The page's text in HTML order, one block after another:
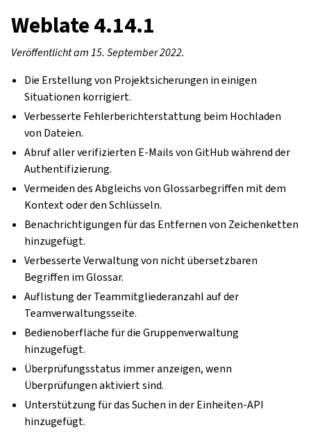
Weblate 4.14.1
Veröffentlicht am 15. September 2022.
Die Erstellung von Projektsicherungen in einigen
Situationen korrigiert.
Verbesserte Fehlerberichterstattung beim Hochladen
von Dateien.
Abruf aller verifizierten E-Mails von GitHub während der
Authentifizierung.
Vermeiden des Abgleichs von Glossarbegriffen mit dem
Kontext oder den Schlüsseln.
Benachrichtigungen für das Entfernen von Zeichenketten
hinzugefügt.
Verbesserte Verwaltung von nicht übersetzbaren
Begriffen im Glossar.
Auflistung der Teammitgliederanzahl auf der
Teamverwaltungsseite.
Bedienoberfläche für die Gruppenverwaltung
hinzugefügt.
Überprüfungsstatus immer anzeigen, wenn
Überprüfungen aktiviert sind.
Unterstützung für das Suchen in der Einheiten-API
hinzugefügt.